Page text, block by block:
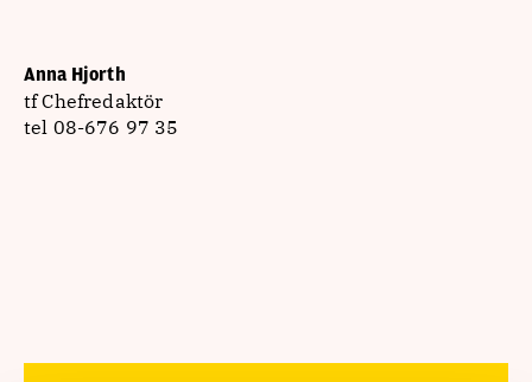
Anna Hjorth
tf Chefredaktör
tel 08-676 97 35